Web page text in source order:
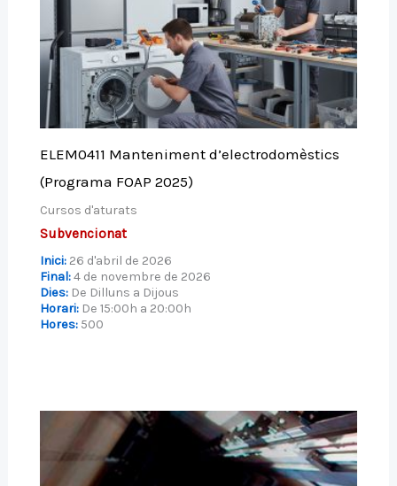
ELEM0411 Manteniment d’electrodomèstics
(Programa FOAP 2025)
Cursos d'aturats
Subvencionat
Inici: 26 d'abril de 2026
Final:4 de novembre de 2026
Dies: De Dilluns a Dijous
Horari: De 15:00h a 20:00h
Hores: 500